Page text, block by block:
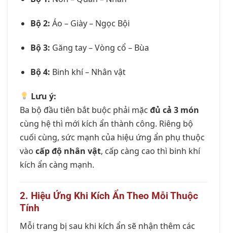
Bộ 2: Áo – Giày – Ngọc Bội
Bộ 3: Găng tay – Vòng cổ – Bùa
Bộ 4: Binh khí – Nhân vật
Lưu ý:
Ba bộ đầu tiên bắt buộc phải mặc đủ cả 3 món
cùng hệ thì mới kích ẩn thành công. Riêng bộ
cuối cùng, sức mạnh của hiệu ứng ẩn phụ thuộc
vào cấp độ nhân vật, cấp càng cao thì binh khí
kích ẩn càng mạnh.
2. Hiệu Ứng Khi Kích Ẩn Theo Mỗi Thuộc
Tính
Mỗi trang bị sau khi kích ẩn sẽ nhận thêm các